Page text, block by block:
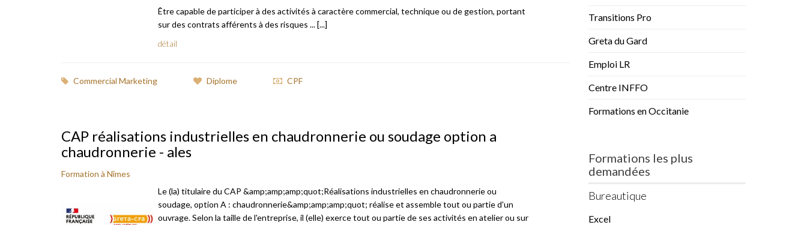
Être capable de participer à des activités à caractère commercial, technique ou de gestion, portant
sur des contrats afférents à des risques ... [...]
détail
Commercial Marketing Diplome CPF
CAP réalisations industrielles en chaudronnerie ou soudage option a
chaudronnerie - ales
Formation à Nîmes
Le (la) titulaire du CAP &amp;amp;amp;quot;Réalisations industrielles en chaudronnerie ou
soudage, option A : chaudronnerie&amp;amp;amp;quot; réalise et assemble tout ou partie d'un
ouvrage. Selon la taille de l'entreprise, il (elle) exerce tout ou partie de ses activités en atelier ou sur
Transitions Pro
Greta du Gard
Emploi LR
Centre INFFO
Formations en Occitanie
Formations les plus
demandées
Bureautique
Excel